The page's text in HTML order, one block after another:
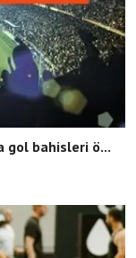
gol bahisleri ö...